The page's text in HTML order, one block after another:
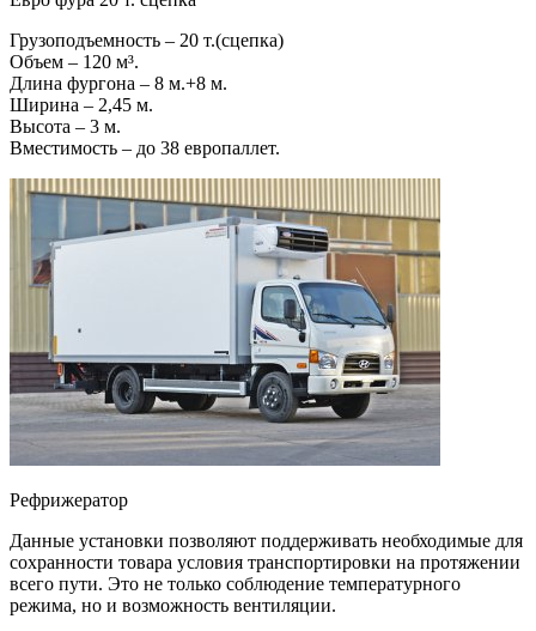
Грузоподъемность – 20 т.(сцепка)
Объем – 120 м³.
Длина фургона – 8 м.+8 м.
Ширина – 2,45 м.
Высота – 3 м.
Вместимость – до 38 европаллет.
Рефрижератор
Данные установки позволяют поддерживать необходимые для
сохранности товара условия транспортировки на протяжении
всего пути. Это не только соблюдение температурного
режима, но и возможность вентиляции.